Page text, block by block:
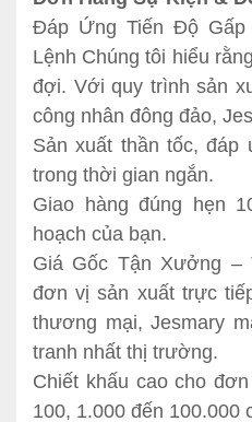
Đáp Ứng Tiến Độ Gấp
Lệnh Chúng tôi hiểu
đợi. Với quy trình sản
công nhân đông đảo,
Sản xuất thần tốc, đáp
trong thời gian ngắn.
Giao hàng đúng hẹn
hoạch của bạn.
Giá Gốc Tận Xưởng –
đơn vị sản xuất trực
thương mại, Jesmary
tranh nhất thị trường.
Chiết khấu cao cho
100, 1.000 đến 100.000